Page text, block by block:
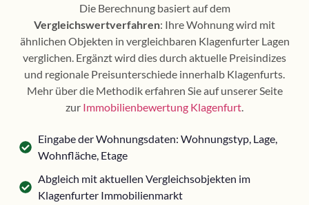
Die Berechnung basiert auf dem
Vergleichswertverfahren: Ihre Wohnung wird mit
ähnlichen Objekten in vergleichbaren Klagenfurter Lagen
verglichen. Ergänzt wird dies durch aktuelle Preisindizes
und regionale Preisunterschiede innerhalb Klagenfurts.
Mehr über die Methodik erfahren Sie auf unserer Seite
zur Immobilienbewertung Klagenfurt
Eingabe der Wohnungsdaten: Wohnungstyp, Lage,
Wohnfläche, Etage
Abgleich mit aktuellen Vergleichsobjekten im
Klagenfurter Immobilienmarkt